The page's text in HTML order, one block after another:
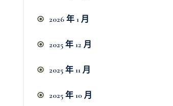
2026 年 1 月
2025 年 12 月
2025 年 11 月
2025 年 10 月